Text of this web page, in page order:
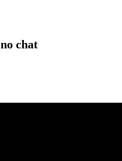
no chat